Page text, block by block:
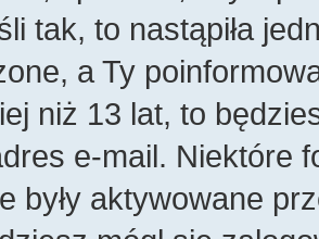
tak, to nastąpiła
a Ty
niż 13 lat, to
e-mail. Niektóre
były aktywowane